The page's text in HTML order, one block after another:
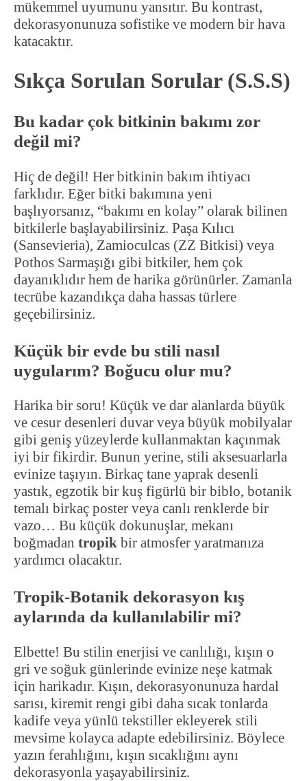
mükemmel uyumunu yansıtır. Bu kontrast,
dekorasyonunuza sofistike ve modern bir hava
katacaktır.
Sıkça Sorulan Sorular (S.S.S)
Bu kadar çok bitkinin bakımı zor
değil mi?
Hiç de değil! Her bitkinin bakım ihtiyacı
farklıdır. Eğer bitki bakımına yeni
başlıyorsanız, “bakımı en kolay” olarak bilinen
bitkilerle başlayabilirsiniz. Paşa Kılıcı
(Sansevieria), Zamioculcas (ZZ Bitkisi) veya
Pothos Sarmaşığı gibi bitkiler, hem çok
dayanıklıdır hem de harika görünürler. Zamanla
tecrübe kazandıkça daha hassas türlere
geçebilirsiniz.
Küçük bir evde bu stili nasıl
uygularım? Boğucu olur mu?
Harika bir soru! Küçük ve dar alanlarda büyük
ve cesur desenleri duvar veya büyük mobilyalar
gibi geniş yüzeylerde kullanmaktan kaçınmak
iyi bir fikirdir. Bunun yerine, stili aksesuarlarla
evinize taşıyın. Birkaç tane yaprak desenli
yastık, egzotik bir kuş figürlü bir biblo, botanik
temalı birkaç poster veya canlı renklerde bir
vazo… Bu küçük dokunuşlar, mekanı
boğmadan tropik bir atmosfer yaratmanıza
yardımcı olacaktır.
Tropik-Botanik dekorasyon kış
aylarında da kullanılabilir mi?
Elbette! Bu stilin enerjisi ve canlılığı, kışın o
gri ve soğuk günlerinde evinize neşe katmak
için harikadır. Kışın, dekorasyonunuza hardal
sarısı, kiremit rengi gibi daha sıcak tonlarda
kadife veya yünlü tekstiller ekleyerek stili
mevsime kolayca adapte edebilirsiniz. Böylece
yazın ferahlığını, kışın sıcaklığını aynı
dekorasyonla yaşayabilirsiniz.